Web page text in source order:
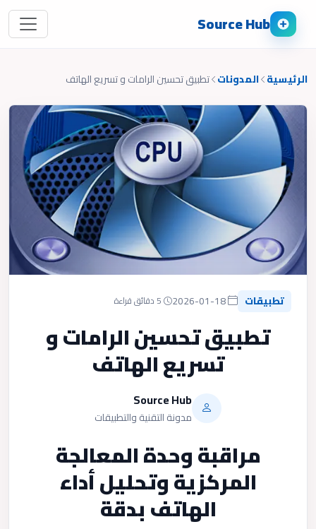
Source Hub
الرئيسية المدونات تطبيق تحسين الرامات و تسريع الهاتف
تطبيقات 2026-01-18
تطبيق تحسين الرامات و
تسريع الهاتف
Source Hub
مدونة التقنية والتطبيقات
مراقبة وحدة المعالجة
المركزية وتحليل أداء
الهاتف بدقة